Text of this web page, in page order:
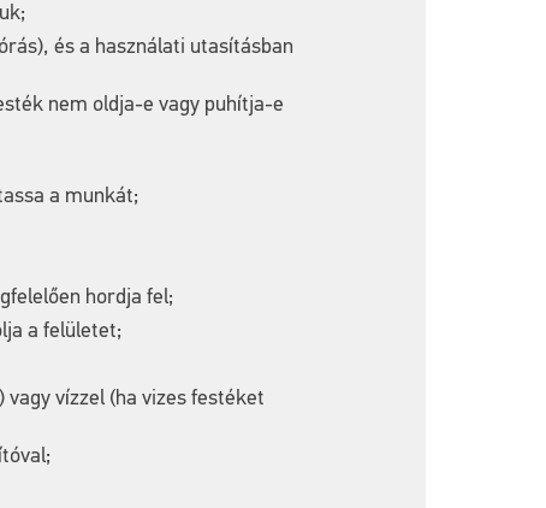
és a használati utasításban
nem oldja-e vagy puhítja-e
a munkát;
hordja fel;
a felületet;
vízzel (ha vizes festéket